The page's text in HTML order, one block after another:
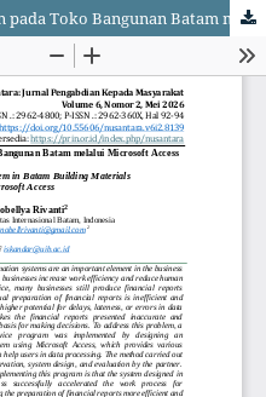
Implementasi Sistem Keuangan pada Toko Bangunan Batam melalui Microsoft Access